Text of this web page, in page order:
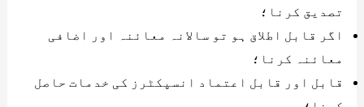
تصدیق کرنا؛
اگر قابل اطلاق ہو تو سالانہ معائنہ اور اضافی
معائنہ کرنا؛
قابل اور قابل اعتماد انسپکٹرز کی خدمات حاصل